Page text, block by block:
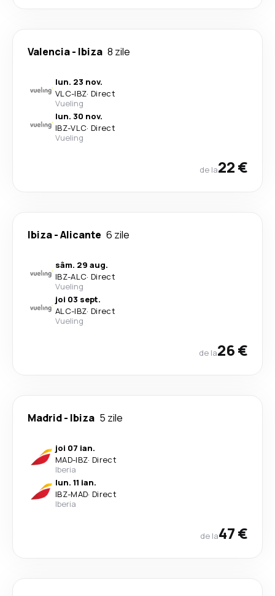
Valencia- Ibiza 8 zile
lun. 23 nov.
VLC-IBZ· Direct
Vueling
lun. 30 nov.
IBZ-VLC· Direct
Vueling
de la22 €
Ibiza-Alicante 6 zile
sâm. 29 aug.
IBZ-ALC· Direct
Vueling
joi 03 sept.
ALC-IBZ· Direct
Vueling
de la26 €
Madrid- Ibiza 5 zile
joi 07 ian.
MAD-IBZ· Direct
Iberia
lun. 11 ian.
IBZ-MAD· Direct
Iberia
de la47 €